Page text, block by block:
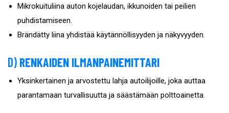
Mikrokuituliina auton kojelaudan, ikkunoiden tai peilien
puhdistamiseen.
Brändätty liina yhdistää käytännöllisyyden ja näkyvyyden.
D) RENKAIDEN ILMANPAINEMITTARI
Yksinkertainen ja arvostettu lahja autoilijoille, joka auttaa
parantamaan turvallisuutta ja säästämään polttoainetta.